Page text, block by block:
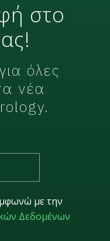
στο
όλες
νέα
με την
Δεδομένων